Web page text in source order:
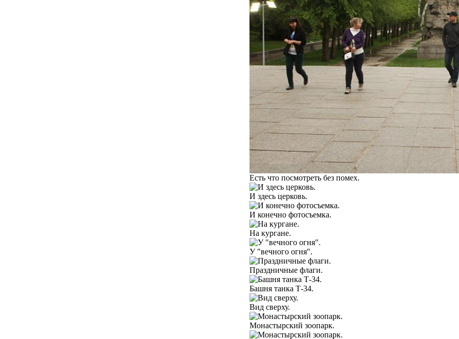
Есть что посмотреть без помех.
И здесь церковь.
И конечно фотосъемка.
На кургане.
У "вечного огня".
Праздничные флаги.
Башня танка Т-34.
Вид сверху.
Монастырский зоопарк.